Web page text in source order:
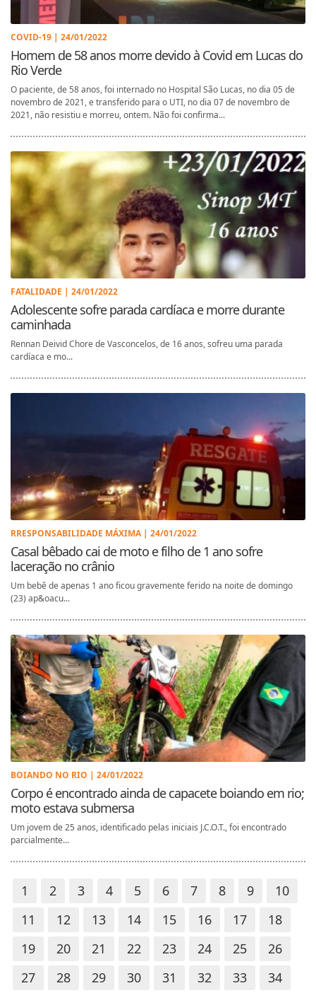
COVID-19 | 24/01/2022
Homem de 58 anos morre devido à Covid em Lucas do
Rio Verde
O paciente, de 58 anos, foi internado no Hospital São Lucas, no dia 05 de
novembro de 2021, e transferido para o UTI, no dia 07 de novembro de
2021, não resistiu e morreu, ontem. Não foi confirma...
FATALIDADE | 24/01/2022
Adolescente sofre parada cardíaca e morre durante
caminhada
Rennan Deivid Chore de Vasconcelos, de 16 anos, sofreu uma parada
cardíaca e mo...
RRESPONSABILIDADE MÁXIMA | 24/01/2022
Casal bêbado cai de moto e filho de 1 ano sofre
laceração no crânio
Um bebê de apenas 1 ano ficou gravemente ferido na noite de domingo
(23) ap&oacu...
BOIANDO NO RIO | 24/01/2022
Corpo é encontrado ainda de capacete boiando em rio;
moto estava submersa
Um jovem de 25 anos, identificado pelas iniciais J.C.O.T., foi encontrado
parcialmente...
1 2 3 4 5 6 7 8 9
10
11
12 13 14 15 16 17
18
19
20 21 22 23 24 25
26
27
28 29 30 31 32 33
34